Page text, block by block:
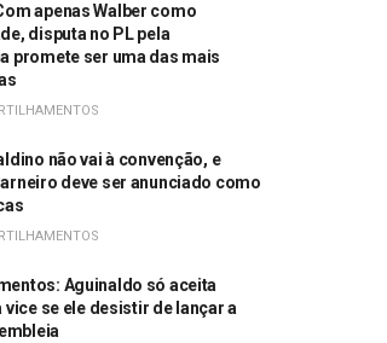
apenas Walber como
disputa no PL pela
promete ser uma das mais
não vai à convenção, e
deve ser anunciado como
Aguinaldo só aceita
vice se ele desistir de lançar a